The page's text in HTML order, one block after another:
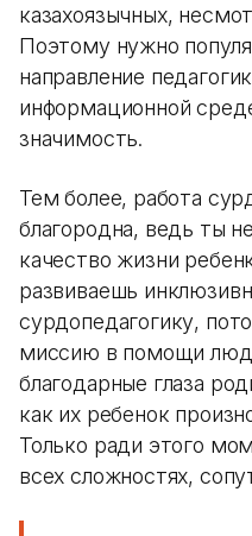
казахоязычных,
Поэтому нужно
направление
информационной
значимость.
Тем более, работа
благородна, ведь ты
качество жизни
развиваешь
сурдопедагогику,
миссию в помощи
благодарные глаза
как их ребенок
Только ради этого
всех сложностях,